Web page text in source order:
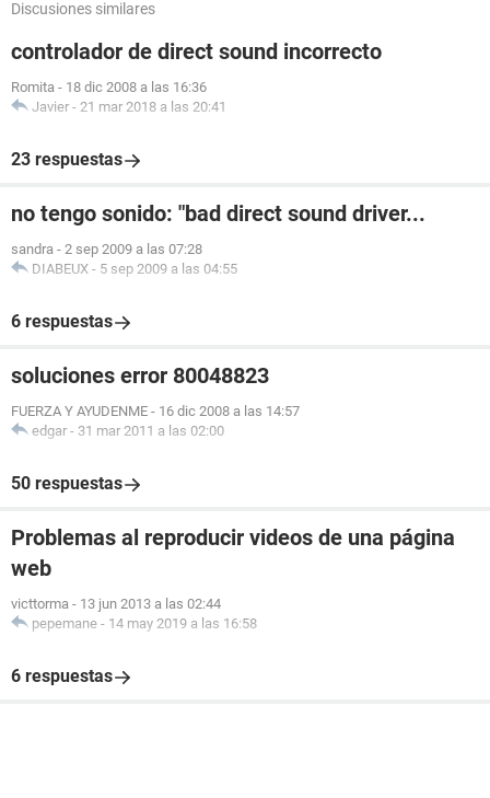
Discusiones similares
controlador de direct sound incorrecto
Romita - 18 dic 2008 a las 16:36
Javier - 21 mar 2018 a las 20:41
23 respuestas
no tengo sonido: "bad direct sound driver...
sandra - 2 sep 2009 a las 07:28
DIABEUX - 5 sep 2009 a las 04:55
6 respuestas
soluciones error 80048823
FUERZA Y AYUDENME - 16 dic 2008 a las 14:57
edgar - 31 mar 2011 a las 02:00
50 respuestas
Problemas al reproducir videos de una página
web
victtorma - 13 jun 2013 a las 02:44
pepemane - 14 may 2019 a las 16:58
6 respuestas